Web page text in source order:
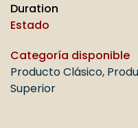
Duration
Estado
Categoría disponible
Producto Clásico,
Superior